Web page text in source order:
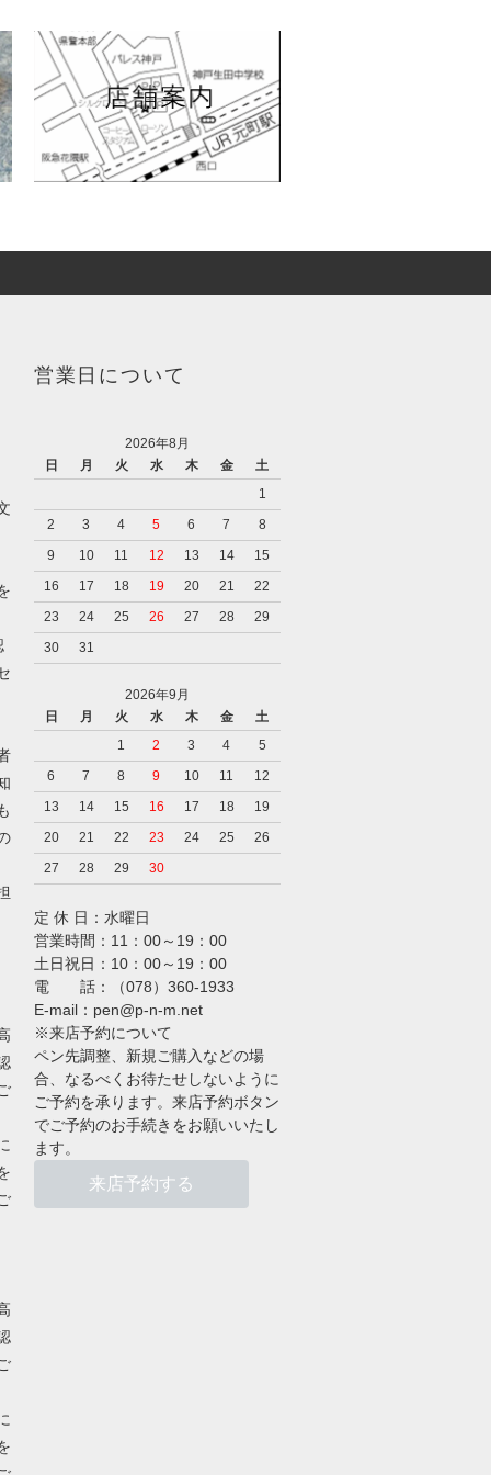
営業日について
2026年8月
日
月 火 水 木 金
土
1
2
3 4 5 6 7
8
9
10 11 12 13 14
15
16
17 18 19 20 21
22
23
24 25 26 27 28
29
30
31
2026年9月
日
月 火 水 木 金
土
1
2 3 4
5
6
7 8 9 10 11
12
13
14 15 16 17 18
19
20
21 22 23 24 25
26
27
28 29 30
定 休 日：水曜日
営業時間：11：00～19：00
土日祝日：10：00～19：00
電 話：（078）360-1933
E-mail：pen@p-n-m.net
※来店予約について
ペン先調整、新規ご購入などの場
合、なるべくお待たせしないように
ご予約を承ります。来店予約ボタン
でご予約のお手続きをお願いいたし
ます。
来店予約する